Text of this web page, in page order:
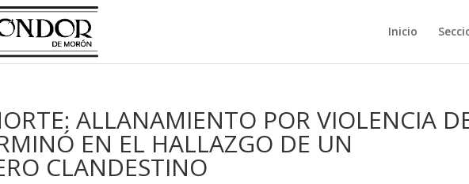
Inicio
ALLANAMIENTO POR VIOLENCIA
EN EL HALLAZGO DE UN
CLANDESTINO